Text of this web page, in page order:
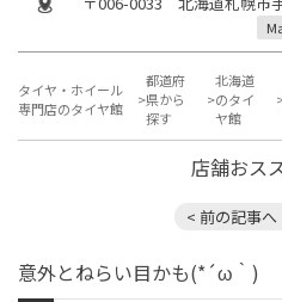
タイヤ・ホイール
専門店のタイヤ館
都道府
県から
探す
北海道
のタイ
ヤ館
店舗おス
< 前の記事へ
意外とねらい目かも(*´ω｀)